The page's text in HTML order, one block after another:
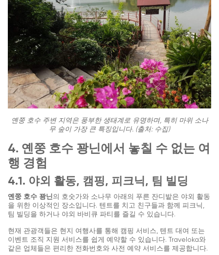
옌쭝 호수 주변 지역은 풍부한 생태계로 유명하며, 특히 마위 소나
무 숲이 가장 큰 특징입니다. (출처: 수집)
4. 옌쭝 호수 꽝닌에서 놓칠 수 없는 여
행 경험
4.1. 야외 활동, 캠핑, 피크닉, 팀 빌딩
옌쭝 호수 꽝닌의 호숫가와 소나무 아래의 푸른 잔디밭은 야외 활동
을 위한 이상적인 장소입니다. 텐트를 치고 친구들과 함께 피크닉,
팀 빌딩을 하거나 야외 바비큐 파티를 즐길 수 있습니다.
현재 관광객들은 현지 여행사를 통해 캠핑 서비스, 텐트 대여 또는
이벤트 조직 지원 서비스를 쉽게 예약할 수 있습니다. Traveloka와
같은 업체들은 편리한 전화번호와 사전 예약 서비스를 제공합니다.